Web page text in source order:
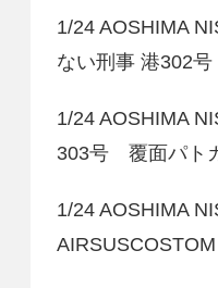
1/24 AOSHIMA
ない刑事 港302
1/24 AOSHIMA
303号 覆面パト
1/24 AOSHIMA
AIRSUSCOSTOM